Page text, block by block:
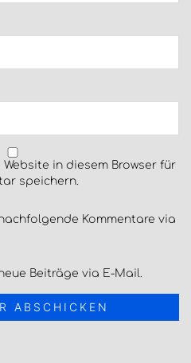
in diesem Browser für
speichern.
Kommentare via
Beiträge via E-Mail.